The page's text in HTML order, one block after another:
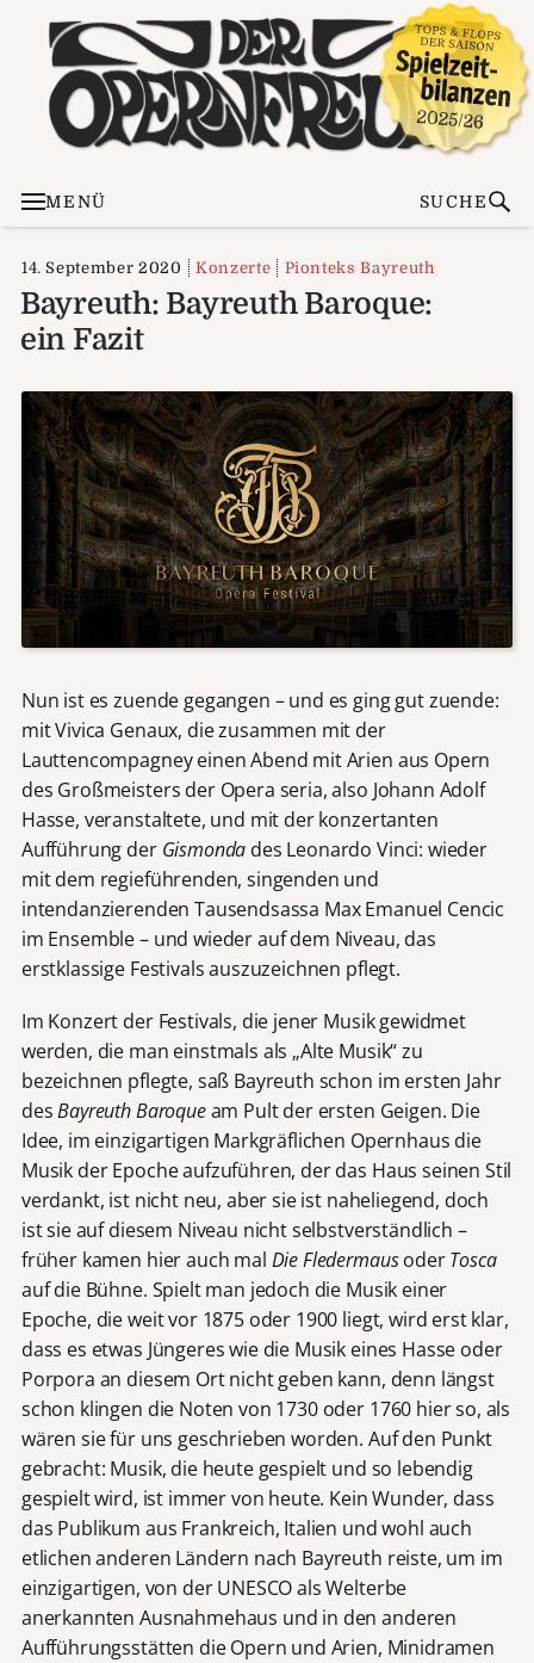
MENÜ SUCHE
14. September 2020 Konzerte Pionteks Bayreuth
Bayreuth: Bayreuth Baroque:
ein Fazit
Nun ist es zuende gegangen – und es ging gut zuende:
mit Vivica Genaux, die zusammen mit der
Lauttencompagney einen Abend mit Arien aus Opern
des Großmeisters der Opera seria, also Johann Adolf
Hasse, veranstaltete, und mit der konzertanten
Aufführung der Gismonda des Leonardo Vinci: wieder
mit dem regieführenden, singenden und
intendanzierenden Tausendsassa Max Emanuel Cencic
im Ensemble – und wieder auf dem Niveau, das
erstklassige Festivals auszuzeichnen pflegt.
Im Konzert der Festivals, die jener Musik gewidmet
werden, die man einstmals als „Alte Musik“ zu
bezeichnen pflegte, saß Bayreuth schon im ersten Jahr
desBayreuth Baroqueam Pult der ersten Geigen. Die
Idee, im einzigartigen Markgräflichen Opernhaus die
Musik der Epoche aufzuführen, der das Haus seinen Stil
verdankt, ist nicht neu, aber sie ist naheliegend, doch
ist sie auf diesem Niveau nicht selbstverständlich –
früher kamen hier auch mal Die FledermausoderTosca
auf die Bühne. Spielt man jedoch die Musik einer
Epoche, die weit vor 1875 oder 1900 liegt, wird erst klar,
dass es etwas Jüngeres wie die Musik eines Hasse oder
Porpora an diesem Ort nicht geben kann, denn längst
schon klingen die Noten von 1730 oder 1760 hier so, als
wären sie für uns geschrieben worden. Auf den Punkt
gebracht: Musik, die heute gespielt und so lebendig
gespielt wird, ist immer von heute. Kein Wunder, dass
das Publikum aus Frankreich, Italien und wohl auch
etlichen anderen Ländern nach Bayreuth reiste, um im
einzigartigen, von der UNESCO als Welterbe
anerkannten Ausnahmehaus und in den anderen
Aufführungsstätten die Opern und Arien, Minidramen